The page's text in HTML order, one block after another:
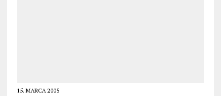
15. MARCA 2005